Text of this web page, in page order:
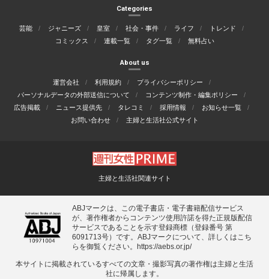
Categories
芸能 ジャニーズ 皇室 社会・事件 ライフ
トレンド
コミックス
連載一覧 タグ一覧 無料占い
About us
運営会社 利用規約
プライバシーポリシー
パーソナルデータの外部送信について
コンテンツ制作・編集ポリシー
広告掲載
ニュース提供先 タレコミ 採用情報
お知らせ一覧
お問い合わせ
主婦と生活社公式サイト
主婦と生活社関連サイト
ABJマークは、この電子書店・電子書籍配信サービス
が、著作権者からコンテンツ使用許諾を得た正規版配信
サービスであることを示す登録商標（登録番号 第
6091713号）です。ABJマークについて、詳しくはこち
らを御覧ください。
https://aebs.or.jp/
本サイトに掲載されているすべての⽂章・撮影写真の著作権は主婦と⽣活
社に帰属します。